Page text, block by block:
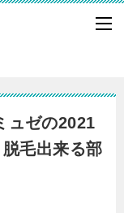
ュゼの2021
毛出来る部